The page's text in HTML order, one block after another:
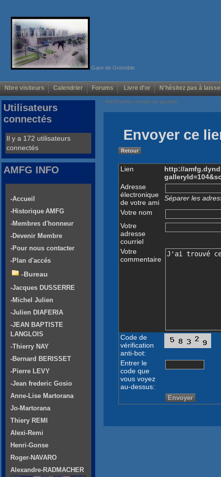
Gare de Grenoble
Nbre visiteurs Calendrier Forums Livre d'or N'hésitez pas à
Voir/Cacher menus de gauche
Envoyer ce
Retour
Lien
http://
Adresse
électronique
de votre ami
Séparer les
Votre nom
Votre
adresse
courriel
Votre
commentaire
Code de
vérification
anti-bot:
Entrer le
code que
vous voyez
au-dessus:
Utilisateurs
connectés
Il y a 172 utilisateurs
connectés
AMFG INFO
-Accueil
-Historique AMFG
-Membres d'honneur
-Devenir Membre
-Pour nous contacter
-Plan d'accés
-Bureau
-Jacques DUSSERRE
-Michel Julien
-Julien DIAFERIA
-JEAN BAPTISTE
LANGLOIS
-Thierry NAY
-Bernard BERISSET
-Pierre LEVY
-Jean frederic Gosio
Anne-Lise Martorana
Jo-Martorana
Thiery REMI
Alexi-Remi
Henri-Gonse
Roger-NAVARO
Alexandre-RADMACHER